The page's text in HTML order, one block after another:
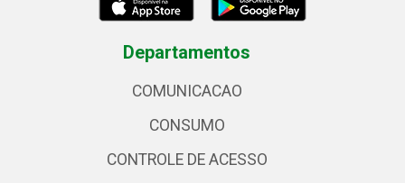
Departamentos
COMUNICACAO
CONSUMO
CONTROLE DE ACESSO